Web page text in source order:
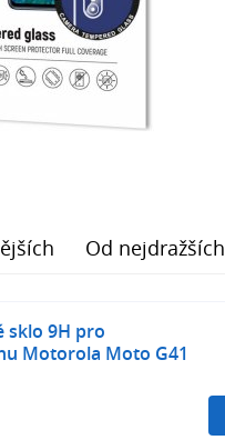
Od nejdražších
sklo 9H pro
Motorola Moto G41